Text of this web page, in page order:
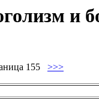
и
155 >>>